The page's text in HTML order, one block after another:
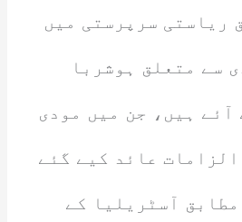
ریاستی سرپرستی میں
سے متعلق ہوشربا
آئے ہیں، جن میں مودی
عائد کیے گئے
مطابق آسٹریلیا کے